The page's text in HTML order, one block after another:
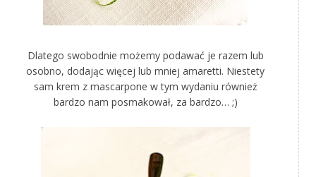
Dlatego swobodnie możemy podawać je razem lub
osobno, dodając więcej lub mniej amaretti. Niestety
sam krem z mascarpone w tym wydaniu również
bardzo nam posmakował, za bardzo… ;)